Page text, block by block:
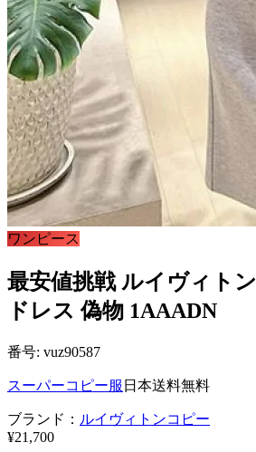
ワンピース
最安値挑戦 ルイヴィト
ドレス 偽物 1AAADN
番号: vuz90587
スーパーコピー服 日本送料無料
ブランド： ルイヴィトンコピー
¥21,700